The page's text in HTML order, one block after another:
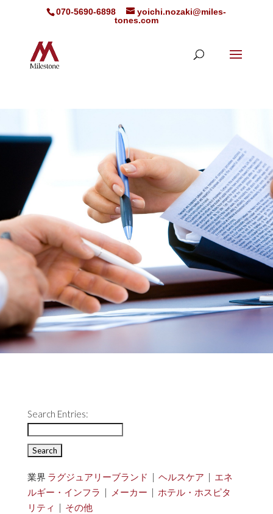
070-5690-6898
yoichi.nozaki@miles-
tones.com
Search Entries:
業界 ラグジュアリーブランド | ヘルスケア | エネ
ルギー・インフラ | メーカー | ホテル・ホスピタ
リティ
| その他